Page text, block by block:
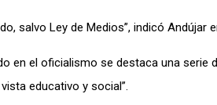
salvo Ley de Medios”, indicó Andújar
en el oficialismo se destaca una serie
educativo y social”.